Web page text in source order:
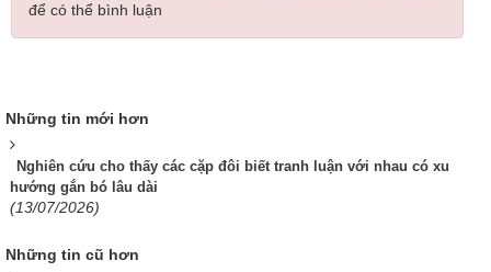
để có thể bình luận
Những tin mới hơn
Nghiên cứu cho thấy các cặp đôi biết tranh luận với nhau có xu
hướng gắn bó lâu dài
(13/07/2026)
Những tin cũ hơn